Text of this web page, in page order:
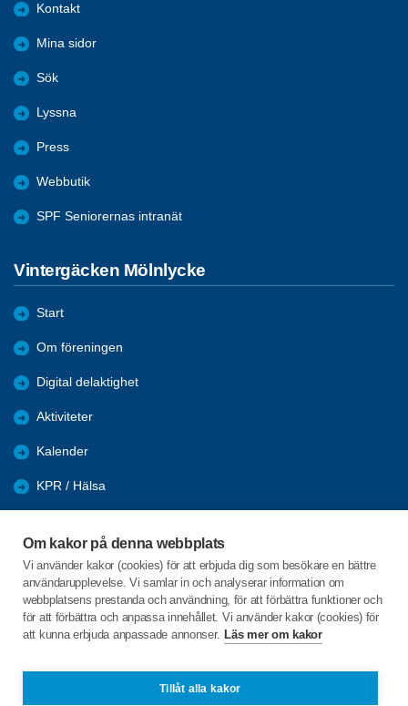
Om kakor på denna webbplats
Vi använder kakor (cookies) för att erbjuda dig som besökare en bättre
användarupplevelse. Vi samlar in och analyserar information om
webbplatsens prestanda och användning, för att förbättra funktioner och
för att förbättra och anpassa innehållet. Vi använder kakor (cookies) för
att kunna erbjuda anpassade annonser. Läs mer om kakor
Tillåt alla kakor
Kontakt
Mina sidor
Sök
Lyssna
Press
Webbutik
SPF Seniorernas intranät
Vintergäcken Mölnlycke
Start
Om föreningen
Digital delaktighet
Aktiviteter
Kalender
KPR / Hälsa
Nyhetsarkiv
Länkar
C/o:Barbro Månsson